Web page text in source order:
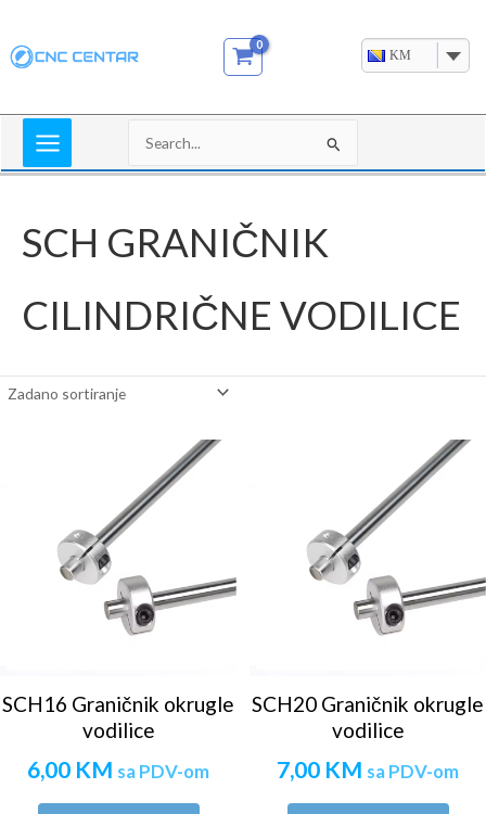
content
KM
Search
for:
SCH GRANIČNIK
CILINDRIČNE VODILICE
SCH16 Graničnik okrugle
vodilice
6,00 KM sa PDV-om
SCH20 Graničnik okrugle
vodilice
7,00 KM sa PDV-om